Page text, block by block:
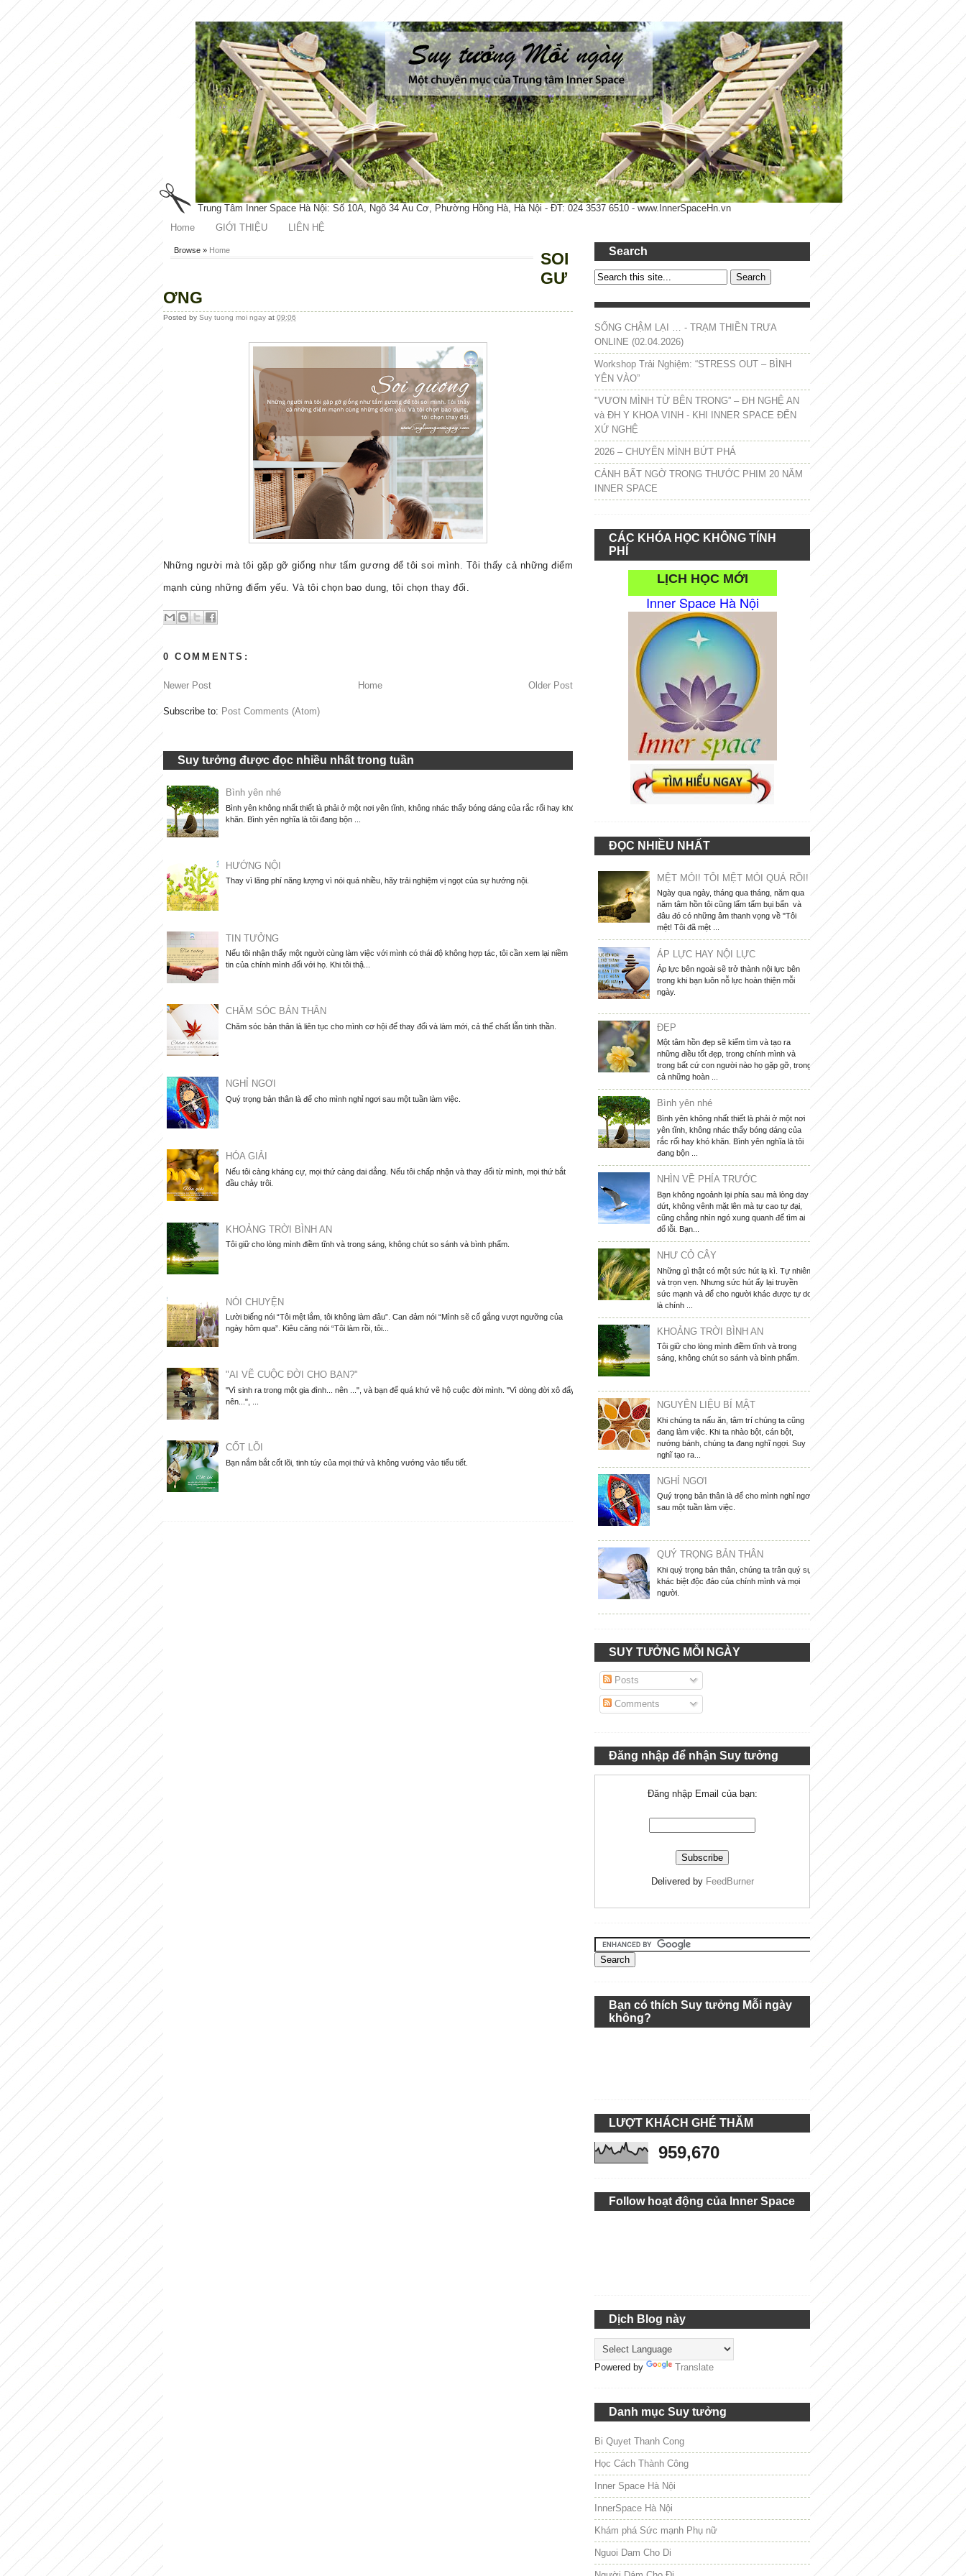
Trung Tâm Inner Space Hà Nội: Số 10A, Ngõ 34 Âu Cơ, Phường Hồng Hà, Hà Nội - ĐT: 024 3537 6510 - www.InnerSpaceHn.vn
Home
GIỚI THIỆU LIÊN HỆ
Browse » Home
SOI
GƯ
ƠNG
Posted by Suy tuong moi ngay at 09:06
N hững người mà tôi gặp gỡ giống như tấm gương để tôi soi mình. Tôi thấy cả những điểm
mạnh cùng những điểm yếu. Và tôi chọn bao dung,tôi chọn thay đổi.
0 COMMENTS:
Newer Post Older Post
Home
Subscribe to: Post Comments (Atom)
Suy tưởng được đọc nhiều nhất trong tuần
Bình yên nhé
Bình yên không nhất thiết là phải ở một nơi yên tĩnh, không nhác thấy bóng dáng của rắc rối hay khó
khăn. Bình yên nghĩa là tôi đang bộn ...
HƯỚNG NỘI
Thay vì lãng phí năng lượng vì nói quá nhiều, hãy trải nghiệm vị ngọt của sự hướng nội.
TIN TƯỞNG
Nếu tôi nhận thấy một người cùng làm việc với mình có thái độ không hợp tác, tôi cần xem lại niềm
tin của chính mình đối với họ. Khi tôi thậ...
CHĂM SÓC BẢN THÂN
Chăm sóc bản thân là liên tục cho mình cơ hội để thay đổi và làm mới, cả thể chất lẫn tinh thần.
NGHỈ NGƠI
Quý trọng bản thân là để cho mình nghỉ ngơi sau một tuần làm việc.
HÓA GIẢI
Nếu tôi càng kháng cự, mọi thứ càng dai dẳng. Nếu tôi chấp nhận và thay đổi từ mình, mọi thứ bắt
đầu chảy trôi.
KHOẢNG TRỜI BÌNH AN
Tôi giữ cho lòng mình điềm tĩnh và trong sáng, không chút so sánh và bình phẩm.
NÓI CHUYỆN
Lười biếng nói “Tôi mệt lắm, tôi không làm đâu”. Can đảm nói “Mình sẽ cố gắng vượt ngưỡng của
ngày hôm qua”. Kiêu căng nói “Tôi làm rồi, tôi...
"AI VẼ CUỘC ĐỜI CHO BẠN?"
"Vì sinh ra trong một gia đình... nên ...", và bạn để quá khứ vẽ hộ cuộc đời mình. "Vì dòng đời xô đẩy
nên...", ...
CỐT LÕI
Bạn nắm bắt cốt lõi, tinh túy của mọi thứ và không vướng vào tiểu tiết.
Search
SỐNG CHẬM LẠI … - TRẠM THIỀN TRƯA
ONLINE (02.04.2026)
Workshop Trải Nghiệm: “STRESS OUT – BÌNH
YÊN VÀO”
"VƯƠN MÌNH TỪ BÊN TRONG” – ĐH NGHỆ AN
và ĐH Y KHOA VINH - KHI INNER SPACE ĐẾN
XỨ NGHỆ
2026 – CHUYỂN MÌNH BỨT PHÁ
CẢNH BẤT NGỜ TRONG THƯỚC PHIM 20 NĂM
INNER SPACE
CÁC KHÓA HỌC KHÔNG TÍNH
PHÍ
LỊCH HỌC MỚI
Inner Space Hà Nội
ĐỌC NHIỀU NHẤT
MỆT MỎI! TÔI MỆT MỎI QUÁ RỒI!
Ngày qua ngày, tháng qua tháng, năm qua
năm tâm hồn tôi cũng lấm tấm bụi bẩn và
đâu đó có những âm thanh vọng về "Tôi
mệt! Tôi đã mệt ...
ÁP LỰC HAY NỘI LỰC
Áp lực bên ngoài sẽ trở thành nội lực bên
trong khi bạn luôn nỗ lực hoàn thiện mỗi
ngày.
ĐẸP
Một tâm hồn đẹp sẽ kiếm tìm và tạo ra
những điều tốt đẹp, trong chính mình và
trong bất cứ con người nào họ gặp gỡ, trong
cả những hoàn ...
Bình yên nhé
Bình yên không nhất thiết là phải ở một nơi
yên tĩnh, không nhác thấy bóng dáng của
rắc rối hay khó khăn. Bình yên nghĩa là tôi
đang bộn ...
NHÌN VỀ PHÍA TRƯỚC
Bạn không ngoảnh lại phía sau mà lòng day
dứt, không vênh mặt lên mà tự cao tự đại,
cũng chẳng nhìn ngó xung quanh để tìm ai
đổ lỗi. Bạn...
NHƯ CỎ CÂY
Những gì thật có một sức hút lạ kì. Tự nhiên
và trọn vẹn. Nhưng sức hút ấy lại truyền
sức mạnh và để cho người khác được tự do
là chính ...
KHOẢNG TRỜI BÌNH AN
Tôi giữ cho lòng mình điềm tĩnh và trong
sáng, không chút so sánh và bình phẩm.
NGUYÊN LIỆU BÍ MẬT
Khi chúng ta nấu ăn, tâm trí chúng ta cũng
đang làm việc. Khi ta nhào bột, cán bột,
nướng bánh, chúng ta đang nghĩ ngợi. Suy
nghĩ tạo ra...
NGHỈ NGƠI
Quý trọng bản thân là để cho mình nghỉ ngơi
sau một tuần làm việc.
QUÝ TRỌNG BẢN THÂN
Khi quý trọng bản thân, chúng ta trân quý sự
khác biệt độc đáo của chính mình và mọi
người.
SUY TƯỞNG MỖI NGÀY
Posts
Comments
Đăng nhập để nhận Suy tưởng
Đăng nhập Email của bạn:
Delivered by FeedBurner
Bạn có thích Suy tưởng Mỗi ngày
không?
LƯỢT KHÁCH GHÉ THĂM
959,670
Follow hoạt động của Inner Space
Dịch Blog này
Powered by Translate
Danh mục Suy tưởng
Bi Quyet Thanh Cong
Học Cách Thành Công
Inner Space Hà Nội
InnerSpace Hà Nội
Khám phá Sức mạnh Phụ nữ
Nguoi Dam Cho Di